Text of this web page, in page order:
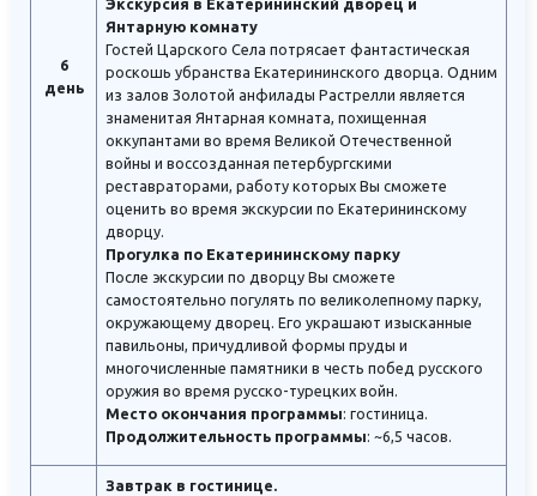
6
день
Экскурсия в Екатерининский дворец и
Янтарную комнату
Гостей Царского Села потрясает фантастическая
роскошь убранства Екатерининского дворца. Одним
из залов Золотой анфилады Растрелли является
знаменитая Янтарная комната, похищенная
оккупантами во время Великой Отечественной
войны и воссозданная петербургскими
реставраторами, работу которых Вы сможете
оценить во время экскурсии по Екатерининскому
дворцу.
Прогулка по Екатерининскому парку
После экскурсии по дворцу Вы сможете
самостоятельно погулять по великолепному парку,
окружающему дворец. Его украшают изысканные
павильоны, причудливой формы пруды и
многочисленные памятники в честь побед русского
оружия во время русско-турецких войн.
Место окончания программы: гостиница.
Продолжительность программы: ~6,5 часов.
Завтрак в гостинице.